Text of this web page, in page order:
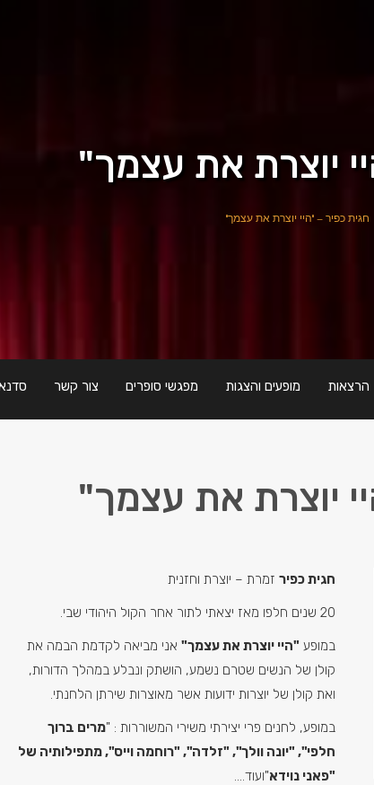
יוצרת את עצמך"
חגית כפיר – "היי יוצרת את עצמך"
הרצאות מופעים והצגות מפגשי סופרים צור קשר
יוצרת את עצמך"
חגית כפיר זמרת – יוצרת וחזנית
20 שנים חלפו מאז יצאתי לתור אחר הקול היהודי שבי.
במופע "היי יוצרת את עצמך" אני מביאה לקדמת הבמה את
קולן של הנשים שטרם נשמע, הושתק ונבלע במהלך הדורות,
ואת קולן של יוצרות ידועות אשר מאוצרות שירתן הלחנתי.
במופע, לחנים פרי יצירתי משירי המשוררות : "מרים ברוך
חלפי", "יונה וולך", "זלדה", "רוחמה וייס", מתפילותיה של
"פאני נוידא"ועוד….